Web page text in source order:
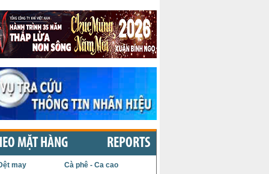
MẶT HÀNG REPORTS
may Cà phê - Ca cao